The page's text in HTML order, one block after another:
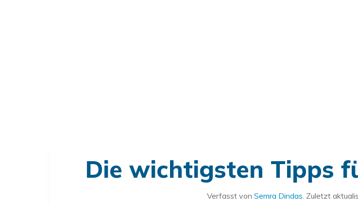
Die wichtigsten Tipps
Verfasst von Semra Dindas. Zuletzt